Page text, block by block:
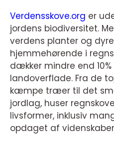
Verdensskove.org er
jordens biodiversitet.
verdens planter og
hjemmehørende i
dækker mindre end
landoverflade. Fra de
kæmpe træer til det
jordlag, huser
livsformer, inklusiv
opdaget af